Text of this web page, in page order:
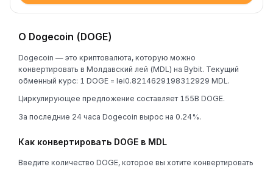
О Dogecoin (DOGE)
Dogecoin — это криптовалюта, которую можно
конвертировать в Молдавский лей (MDL) на Bybit. Текущий
обменный курс: 1 DOGE = lei0.8214629198312929 MDL.
Циркулирующее предложение составляет 155B DOGE.
За последние 24 часа Dogecoin вырос на 0.24%.
Как конвертировать DOGE в MDL
Введите количество DOGE, которое вы хотите конвертировать